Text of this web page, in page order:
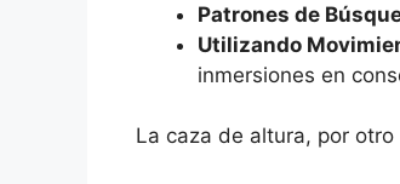
Patrones de
Utilizando
inmersiones en
La caza de altura, por